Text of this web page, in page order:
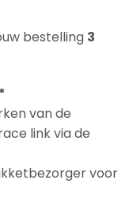
bestelling 3
van de
link via de
voor